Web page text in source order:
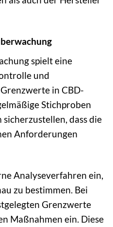
spielt eine
und
in CBD-
Stichproben
dass die
Anforderungen
Analyseverfahren ein,
zu bestimmen. Bei
Grenzwerte
Maßnahmen ein. Diese